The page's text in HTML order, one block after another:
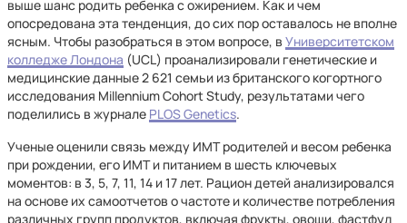
выше шанс родить ребенка с ожирением. Как и чем
опосредована эта тенденция, до сих пор оставалось не вполне
ясным. Чтобы разобраться в этом вопросе, в Университетском
колледже Лондона (UCL) проанализировали генетические и
медицинские данные 2 621 семьи из британского когортного
исследования Millennium Cohort Study, результатами чего
поделились в журнале PLOS Genetics.
Ученые оценили связь между ИМТ родителей и весом ребенка
при рождении, его ИМТ и питанием в шесть ключевых
моментов: в 3, 5, 7, 11, 14 и 17 лет. Рацион детей анализировался
на основе их самоотчетов о частоте и количестве потребления
различных групп продуктов, включая фрукты, овощи, фастфуд